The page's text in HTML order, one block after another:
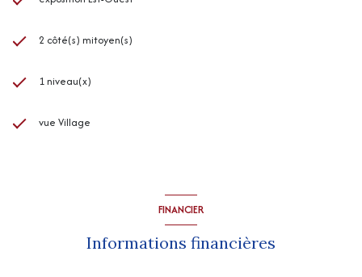
2 côté(s) mitoyen(s)
1 niveau(x)
vue Village
FINANCIER
Informations financières